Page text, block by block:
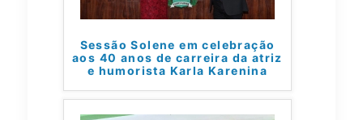
Sessão Solene em celebração
aos 40 anos de carreira da atriz
e humorista Karla Karenina